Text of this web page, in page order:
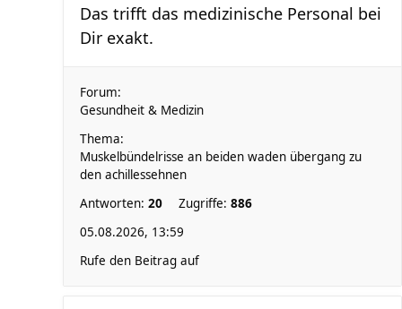
Das trifft das medizinische Personal bei
Dir exakt.
Forum:
Gesundheit & Medizin
Thema:
Muskelbündelrisse an beiden waden übergang zu
den achillessehnen
Antworten: 20 Zugriffe: 886
05.08.2026, 13:59
Rufe den Beitrag auf